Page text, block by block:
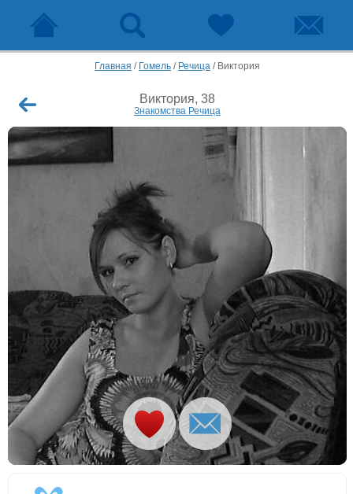
Главная / Гомель / Речица / Виктория
Виктория, 38
Знакомства Речица